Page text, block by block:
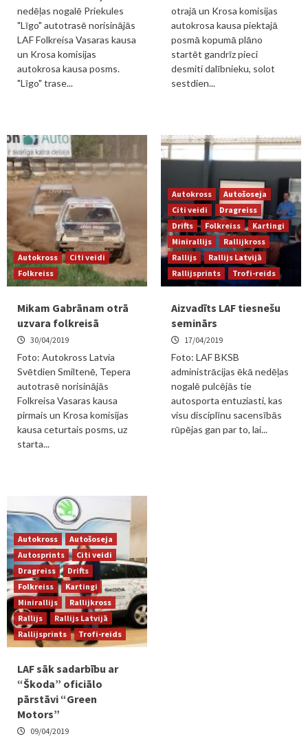
nedēļas nogalē Priekules
"Līgo" autotrasē norisinājās
LAF Folkreisa Vasaras kausa
un Krosa komisijas
autokrosa kausa posms.
"Līgo" trase...
otrajā un Krosa komisijas
autokrosa kausa piektajā
posmā kopumā plāno
startēt gandrīz pieci
desmiti dalībnieku, solot
sestdien...
Autokross
Citi veidi
Folkreiss
Mikam Gabrānam otrā
uzvara folkreisā
30/04/2019
Foto: Autokross Latvia
Svētdien Smiltenē, Tepera
autotrasē norisinājās
Folkreisa Vasaras kausa
pirmais un Krosa komisijas
kausa ceturtais posms, uz
starta...
Autokross
Autošoseja
Citi veidi
Dragreiss
Drifts
Folkreiss
Kartingi
Minirallijs
Rallijkross
Rallijs
Rallijs Latvijā
Rallijsprints
Trofi-reids
Aizvadīts LAF tiesnešu
seminārs
17/04/2019
Foto: LAF BKSB
administrācijas ēkā nedēļas
nogalē pulcējās tie
autosporta entuziasti, kas
visu disciplīnu sacensībās
rūpējas gan par to, lai...
Autokross
Autošoseja
Autosprints
Citi veidi
Dragreiss
Drifts
Folkreiss
Kartingi
Minirallijs
Rallijkross
Rallijs
Rallijs Latvijā
Rallijsprints
Trofi-reids
LAF sāk sadarbību ar
“Škoda” oficiālo
pārstāvi “Green
Motors”
09/04/2019